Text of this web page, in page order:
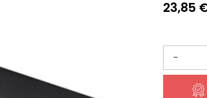
23,85
–
Svetilo
70102,